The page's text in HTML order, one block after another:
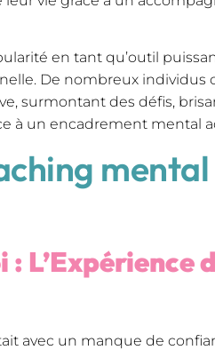
en tant qu’outil
De nombreux individus
surmontant des défis,
à un encadrement mental
mental
L’Expérience
avec un manque de